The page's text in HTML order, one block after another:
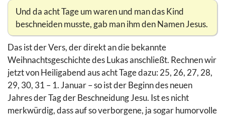
Und da acht Tage um waren und man das Kind
beschneiden musste, gab man ihm den Namen Jesus.
Das ist der Vers, der direkt an die bekannte
Weihnachtsgeschichte des Lukas anschließt. Rechnen wir
jetzt von Heiligabend aus acht Tage dazu: 25, 26, 27, 28,
29, 30, 31 – 1. Januar – so ist der Beginn des neuen
Jahres der Tag der Beschneidung Jesu. Ist es nicht
merkwürdig, dass auf so verborgene, ja sogar humorvolle